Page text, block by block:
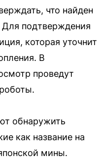
что найден
Для подтверждения
которая уточнит
В
проведут
обнаружить
как название на
мины.